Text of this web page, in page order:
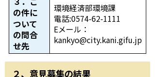
の件に
ついて
の問合
せ先
環境経済部環境課
電話:0574-62-1111
Eメール：
kankyo@city.kani.gifu.jp
２、意見募集の結果